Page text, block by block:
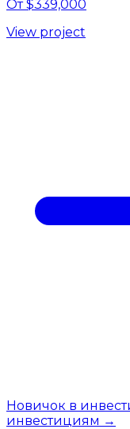
От $339,000
View project
Новичок в
инвестициям →